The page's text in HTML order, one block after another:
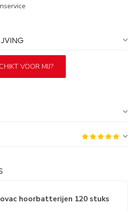
VOOR MIJ?
hoorbatterijen 120 stuks